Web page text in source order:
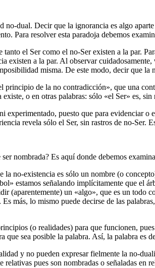
no-dual. Decir que la ignorancia es algo
Para resolver esta paradoja debemos
el Ser como el no-Ser existen a la par.
existen a la par. Al observar
misma. De este modo, decir que la
de la no contradicción», que una
o en otras palabras: sólo «el Ser» es, sin
experimentado, puesto que para evidenciar
revela sólo el Ser, sin rastros de no-Ser.
nombrada? Es aquí donde debemos
la no-existencia es sólo un nombre (o
estamos señalando implícitamente que el
(aparentemente) un «algo», que es un todo
más, lo mismo puede decirse de las
(o realidades) para que funcionen,
sea posible la palabra. Así, la palabra es
y no pueden expresar fielmente la no-
relativas pues son nombradas o señaladas